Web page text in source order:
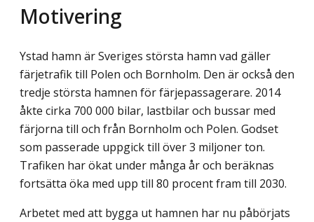
Motivering
Ystad hamn är Sveriges största hamn vad gäller
färjetrafik till Polen och Bornholm. Den är också den
tredje största hamnen för färjepassagerare. 2014
åkte cirka 700 000 bilar, lastbilar och bussar med
färjorna till och från Bornholm och Polen. Godset
som passerade uppgick till över 3 miljoner ton.
Trafiken har ökat under många år och beräknas
fortsätta öka med upp till 80 procent fram till 2030.
Arbetet med att bygga ut hamnen har nu påbörjats